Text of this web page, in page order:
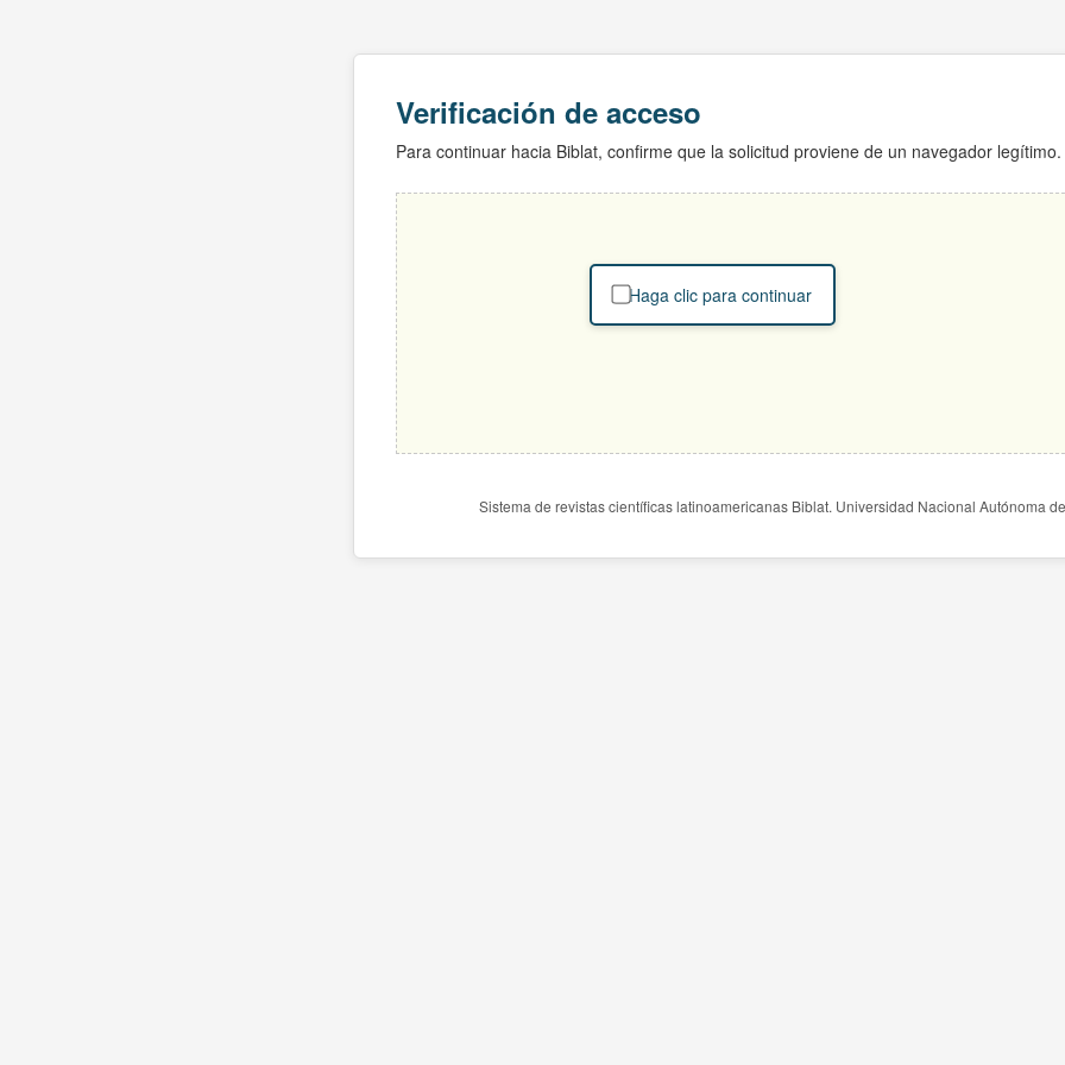
Verificación de acceso
Para continuar hacia Biblat, confirme que la solicitud proviene de un navegador legítimo.
Haga clic para continuar
Sistema de revistas científicas latinoamericanas Biblat. Universidad Nacional Autónoma